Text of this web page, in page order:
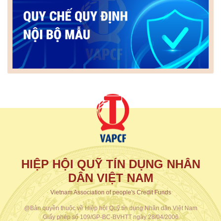
HIỆP HỘI QUỸ TÍN DỤNG NHÂN
DÂN VIỆT NAM
Vietnam Association of people's Credit Funds
@Bản quyền thuộc về Hiệp hội Quỹ tín dụng Nhân dân Việt Nam
Giấy phép số 109/GP-BC-BVHTT ngày 28/04/2006